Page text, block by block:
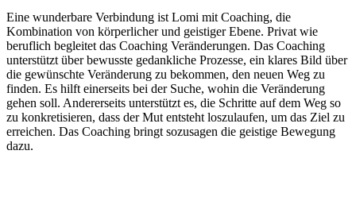
Eine wunderbare Verbindung ist Lomi mit Coaching, die
Kombination von körperlicher und geistiger Ebene. Privat wie
beruflich begleitet das Coaching Veränderungen. Das Coaching
unterstützt über bewusste gedankliche Prozesse, ein klares Bild über
die gewünschte Veränderung zu bekommen, den neuen Weg zu
finden. Es hilft einerseits bei der Suche, wohin die Veränderung
gehen soll. Andererseits unterstützt es, die Schritte auf dem Weg so
zu konkretisieren, dass der Mut entsteht loszulaufen, um das Ziel zu
erreichen. Das Coaching bringt sozusagen die geistige Bewegung
dazu.